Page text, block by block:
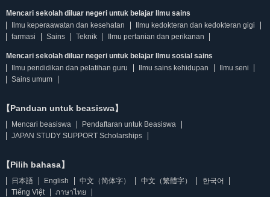
Mencari sekolah diluar negeri untuk belajar Ilmu sains
Ilmu keperaawatan dan kesehatan
Ilmu kedokteran dan kedokteran gigi
farmasi
Sains Teknik Ilmu pertanian dan perikanan
Mencari sekolah diluar negeri untuk belajar Ilmu sosial sains
Ilmu pendidikan dan pelatihan guru
Ilmu sains kehidupan
Ilmu seni
Sains umum
【Panduan untuk beasiswa】
Mencari beasiswa
Pendaftaran untuk Beasiswa
JAPAN STUDY SUPPORT Scholarships
【Pilih bahasa】
日本語 English 中文（简体字） 中文（繁體字）
한국어
Tiếng Việt
ภาษาไทย